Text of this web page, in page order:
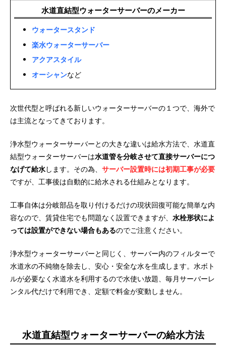
水道直結型ウォーターサーバーのメーカー
ウォータースタンド
楽水ウォーターサーバー
アクアスタイル
オーシャンなど
次世代型と呼ばれる新しいウォーターサーバーの１つで、海外で
は主流となってきております。
浄水型ウォーターサーバーとの大きな違いは給水方法で、水道直
結型ウォーターサーバーは水道管を分岐させて直接サーバーにつ
なげて給水します。その為、 サーバー設置時には初期工事が必要
ですが、工事後は自動的に給水される仕組みとなります。
工事自体は分岐部品を取り付けるだけの現状回復可能な簡単な内
容なので、賃貸住宅でも問題なく設置できますが、 水栓形状によ
っては設置ができない場合もあるのでご注意ください。
浄水型ウォーターサーバーと同じく、サーバー内のフィルターで
水道水の不純物を除去し、安心・安全な水を生成します。水ボト
ルが必要なく水道水を利用するので水使い放題、毎月サーバーレ
ンタル代だけで利用でき、定額で料金が変動しません。
水道直結型ウォーターサーバーの給水方法